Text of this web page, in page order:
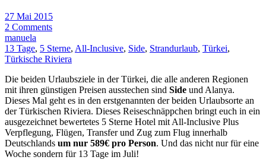
27 Mai 2015
2 Comments
manuela
13 Tage, 5 Sterne, All-Inclusive, Side, Strandurlaub, Türkei,
Türkische Riviera
Die beiden Urlaubsziele in der Türkei, die alle anderen Regionen
mit ihren günstigen Preisen ausstechen sind Side und Alanya.
Dieses Mal geht es in den erstgenannten der beiden Urlaubsorte an
der Türkischen Riviera. Dieses Reiseschnäppchen bringt euch in ein
ausgezeichnet bewertetes 5 Sterne Hotel mit All-Inclusive Plus
Verpflegung, Flügen, Transfer und Zug zum Flug innerhalb
Deutschlands um nur 589€ pro Person. Und das nicht nur für eine
Woche sondern für 13 Tage im Juli!